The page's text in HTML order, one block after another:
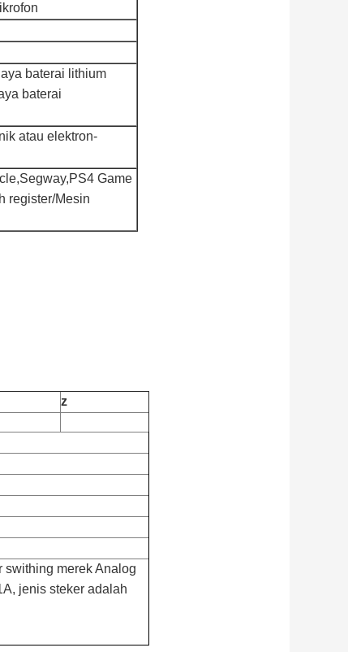
baterai lithium
baterai
atau elektron-
Game
register/Mesin
z
swithing merek Analog
jenis steker adalah